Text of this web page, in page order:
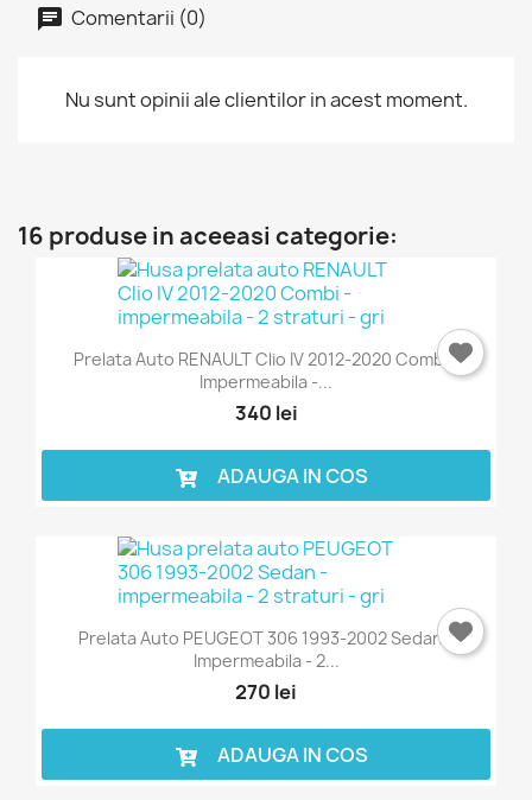
Comentarii (0)
Nu sunt opinii ale clientilor in acest moment.
16 produse in aceeasi categorie:
Prelata Auto RENAULT Clio IV 2012-2020 Combi -
Impermeabila -...
340 lei
ADAUGA IN COS
Prelata Auto PEUGEOT 306 1993-2002 Sedan -
Impermeabila - 2...
270 lei
ADAUGA IN COS